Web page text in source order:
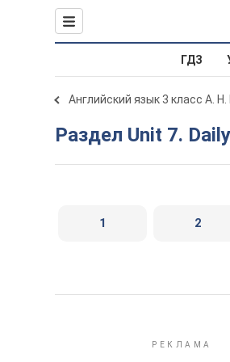
ГДЗ
Английский язык 3 класс А.
Раздел Unit 7.
1 2